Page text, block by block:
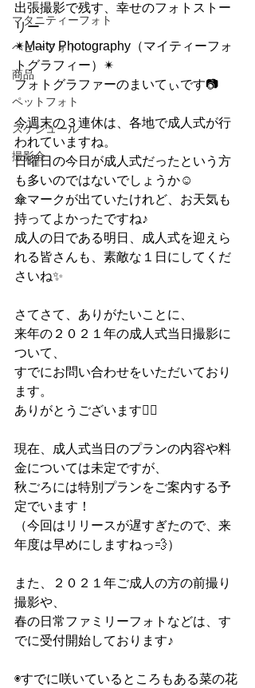
マタニティーフォト
ベビーフォト
商品
ペットフォト
スケジュール
撮影会
出張撮影で残す、幸せのフォトストー
リー
✴︎Maity Photography（マイティーフォ
トグラフィー）✴︎
フォトグラファーのまいてぃです📷
今週末の３連休は、各地で成人式が行
われていますね。
日曜日の今日が成人式だったという方
も多いのではないでしょうか☺︎
傘マークが出ていたけれど、お天気も
持ってよかったですね♪
成人の日である明日、成人式を迎えら
れる皆さんも、素敵な１日にしてくだ
さいね✨
さてさて、ありがたいことに、
来年の２０２１年の成人式当日撮影に
ついて、
すでにお問い合わせをいただいており
ます。
ありがとうございます🙇‍♀️
現在、成人式当日のプランの内容や料
金については未定ですが、
秋ごろには特別プランをご案内する予
定でいます！
（今回はリリースが遅すぎたので、来
年度は早めにしますねっ💨）
また、２０２１年ご成人の方の前撮り
撮影や、
春の日常ファミリーフォトなどは、す
でに受付開始しております♪
◉すでに咲いているところもある菜の花